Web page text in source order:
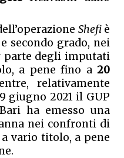
Shefi è
secondo grado, nei
parte degli imputati
a pene fino a 20
relativamente
giugno 2021 il GUP
ha emesso una
nei confronti di
vario titolo, a pene